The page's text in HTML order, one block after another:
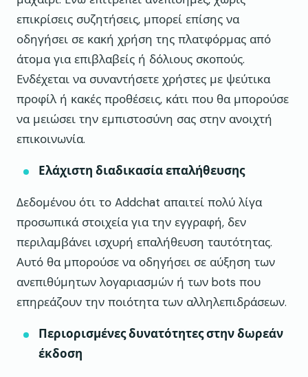
επικρίσεις συζητήσεις, μπορεί επίσης να
οδηγήσει σε κακή χρήση της πλατφόρμας από
άτομα για επιβλαβείς ή δόλιους σκοπούς.
Ενδέχεται να συναντήσετε χρήστες με ψεύτικα
προφίλ ή κακές προθέσεις, κάτι που θα μπορούσε
να μειώσει την εμπιστοσύνη σας στην ανοιχτή
επικοινωνία.
Ελάχιστη διαδικασία επαλήθευσης
Δεδομένου ότι το Addchat απαιτεί πολύ λίγα
προσωπικά στοιχεία για την εγγραφή, δεν
περιλαμβάνει ισχυρή επαλήθευση ταυτότητας.
Αυτό θα μπορούσε να οδηγήσει σε αύξηση των
ανεπιθύμητων λογαριασμών ή των bots που
επηρεάζουν την ποιότητα των αλληλεπιδράσεων.
Περιορισμένες δυνατότητες στην δωρεάν
έκδοση